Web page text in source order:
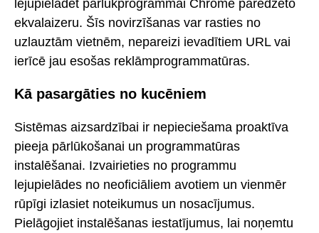
lejupielādēt pārlūkprogrammai Chrome paredzēto
ekvalaizeru. Šīs novirzīšanas var rasties no
uzlauztām vietnēm, nepareizi ievadītiem URL vai
ierīcē jau esošas reklāmprogrammatūras.
Kā pasargāties no kucēniem
Sistēmas aizsardzībai ir nepieciešama proaktīva
pieeja pārlūkošanai un programmatūras
instalēšanai. Izvairieties no programmu
lejupielādes no neoficiāliem avotiem un vienmēr
rūpīgi izlasiet noteikumus un nosacījumus.
Pielāgojiet instalēšanas iestatījumus, lai noņemtu